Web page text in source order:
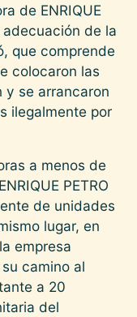
de ENRIQUE
adecuación de la
que comprende
colocaron las
y se arrancaron
ilegalmente por
a menos de
PETRO
de unidades
lugar, en
empresa
camino al
a 20
del